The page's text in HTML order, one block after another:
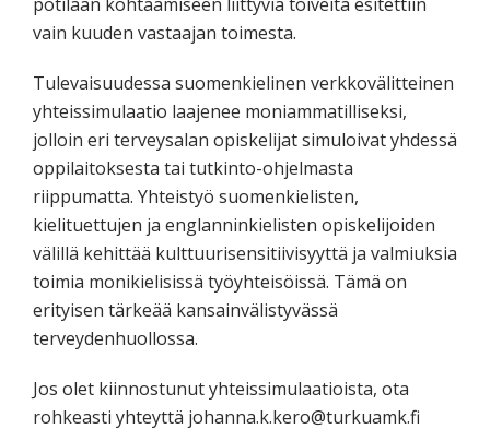
vain kuuden vastaajan toimesta.
Tulevaisuudessa suomenkielinen verkkovälitteinen
yhteissimulaatio laajenee moniammatilliseksi,
jolloin eri terveysalan opiskelijat simuloivat yhdessä
oppilaitoksesta tai tutkinto-ohjelmasta
riippumatta. Yhteistyö suomenkielisten,
kielituettujen ja englanninkielisten opiskelijoiden
välillä kehittää kulttuurisensitiivisyyttä ja valmiuksia
toimia monikielisissä työyhteisöissä. Tämä on
erityisen tärkeää kansainvälistyvässä
terveydenhuollossa.
Jos olet kiinnostunut yhteissimulaatioista, ota
rohkeasti yhteyttä johanna.k.kero@turkuamk.fi